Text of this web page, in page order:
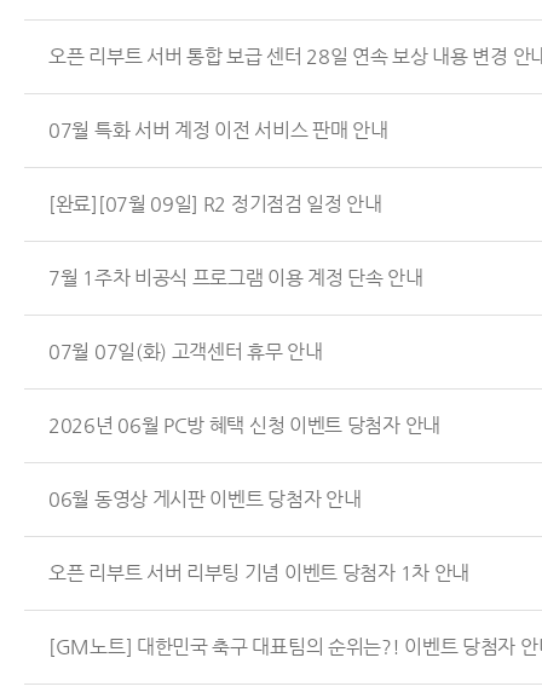
오픈 리부트 서버 통합 보급 센터 28일 연속 보상 내용 변경 안
07월 특화 서버 계정 이전 서비스 판매 안내
[완료][07월 09일] R2 정기점검 일정 안내
7월 1주차 비공식 프로그램 이용 계정 단속 안내
07월 07일(화) 고객센터 휴무 안내
2026년 06월 PC방 혜택 신청 이벤트 당첨자 안내
06월 동영상 게시판 이벤트 당첨자 안내
오픈 리부트 서버 리부팅 기념 이벤트 당첨자 1차 안내
[GM노트] 대한민국 축구 대표팀의 순위는?! 이벤트 당첨자 안